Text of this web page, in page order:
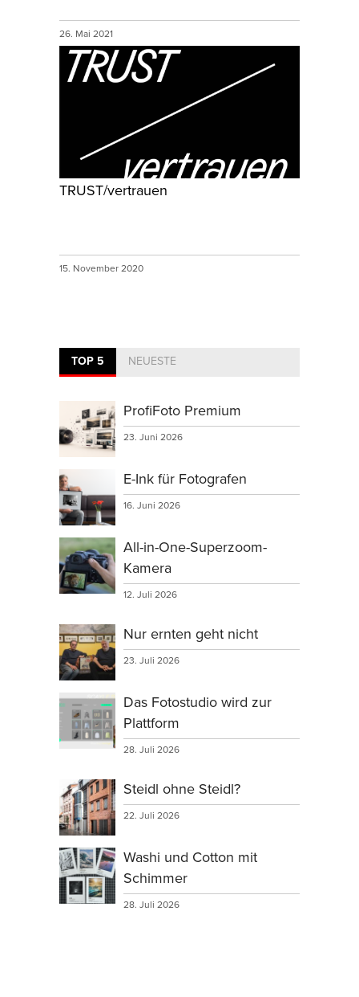
26. Mai 2021
TRUST/vertrauen
15. November 2020
TOP 5 NEUESTE
ProfiFoto Premium
23. Juni 2026
E-Ink für Fotografen
16. Juni 2026
All-in-One-Superzoom-
Kamera
12. Juli 2026
Nur ernten geht nicht
23. Juli 2026
Das Fotostudio wird zur
Plattform
28. Juli 2026
Steidl ohne Steidl?
22. Juli 2026
Washi und Cotton mit
Schimmer
28. Juli 2026